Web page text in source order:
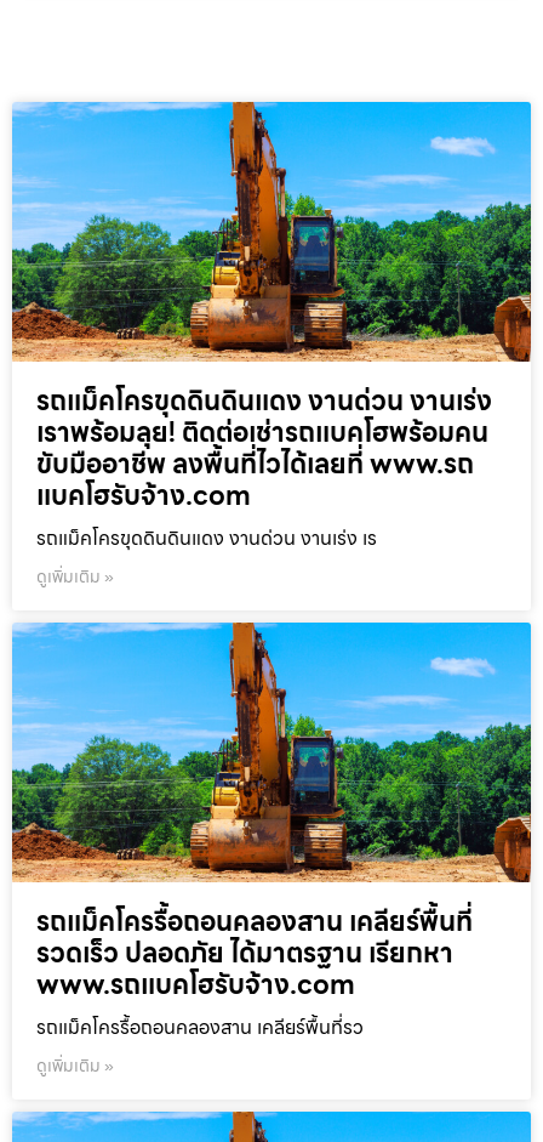
รถแม็คโครขุดดินดินแดง งานด่วน งานเร่ง
เราพร้อมลุย! ติดต่อเช่ารถแบคโฮพร้อมคน
ขับมืออาชีพ ลงพื้นที่ไวได้เลยที่ www.รถ
แบคโฮรับจ้าง.com
รถแม็คโครขุดดินดินแดง งานด่วน งานเร่ง เร
ดูเพิ่มเติม »
รถแม็คโครรื้อถอนคลองสาน เคลียร์พื้นที่
รวดเร็ว ปลอดภัย ได้มาตรฐาน เรียกหา
www.รถแบคโฮรับจ้าง.com
รถแม็คโครรื้อถอนคลองสาน เคลียร์พื้นที่รว
ดูเพิ่มเติม »